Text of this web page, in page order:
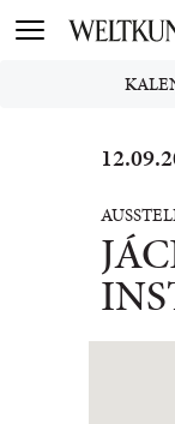
Toggle